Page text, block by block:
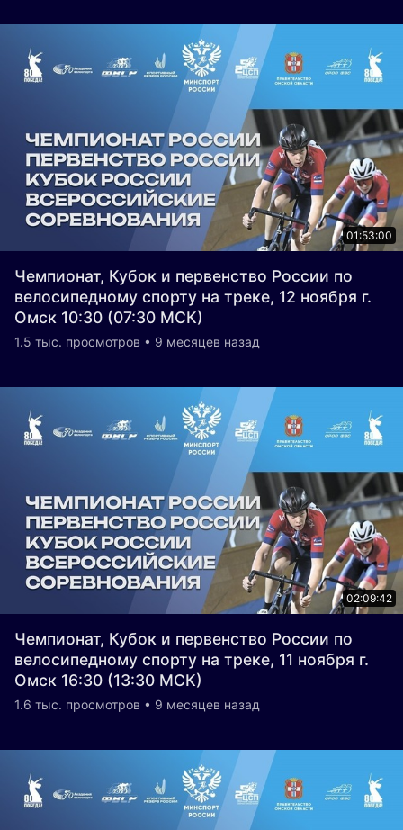
01:53:00
Чемпионат, Кубок и первенство России по
велосипедному спорту на треке, 12 ноября г.
Омск 10:30 (07:30 МСК)
1.5 тыс. просмотров • 9 месяцев назад
02:09:42
Чемпионат, Кубок и первенство России по
велосипедному спорту на треке, 11 ноября г.
Омск 16:30 (13:30 МСК)
1.6 тыс. просмотров • 9 месяцев назад